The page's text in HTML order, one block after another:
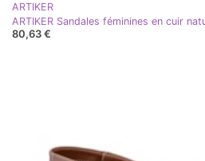
ARTIKER
80,63 €